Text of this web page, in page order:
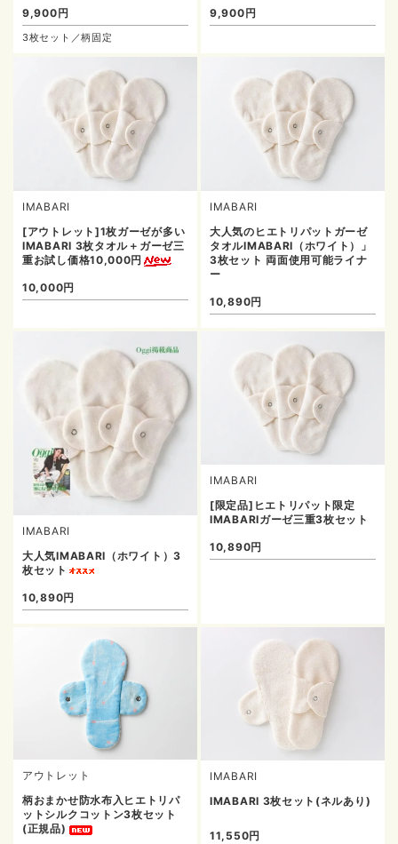
9,900円
3枚セット／柄固定
9,900円
IMABARI
[アウトレット]1枚ガーゼが多い
IMABARI 3枚タオル＋ガーゼ三
重お試し価格10,000円
10,000円
IMABARI
大人気のヒエトリパットガーゼ
タオルIMABARI（ホワイト）」
3枚セット 両面使用可能ライナ
ー
10,890円
IMABARI
大人気IMABARI（ホワイト）3
枚セット
10,890円
IMABARI
[限定品]ヒエトリパット限定
IMABARIガーゼ三重3枚セット
10,890円
アウトレット
柄おまかせ防水布入ヒエトリパ
ットシルクコットン3枚セット
(正規品)
IMABARI
IMABARI 3枚セット(ネルあり)
11,550円